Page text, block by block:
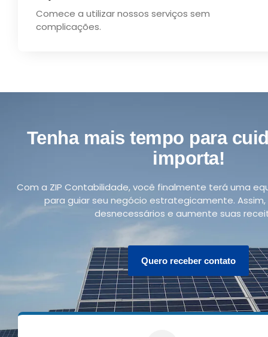
Comece a utilizar nossos serviços sem
complicações.
Tenha mais tempo para
importa!
Com a ZIP Contabilidade, você finalmente terá uma
para guiar seu negócio estrategicamente.
desnecessários e aumente suas
Quero receber contato